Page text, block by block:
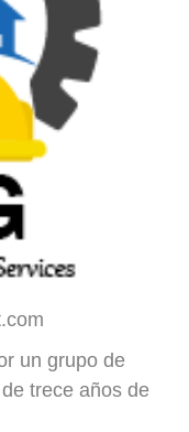
un grupo de
trece años de